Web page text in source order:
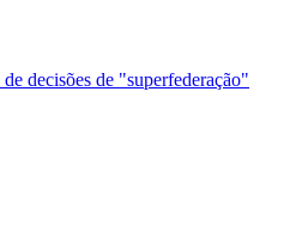
decisões de "superfederação"